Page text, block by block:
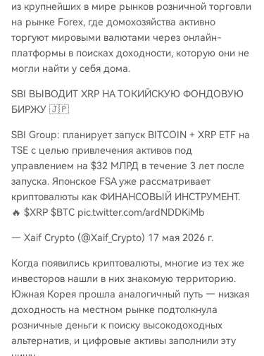
из крупнейших в мире рынков розничной торговли
на рынке Forex, где домохозяйства активно
торгуют мировыми валютами через онлайн-
платформы в поисках доходности, которую они не
могли найти у себя дома.
SBI ВЫВОДИТ XRP НА ТОКИЙСКУЮ ФОНДОВУЮ
БИРЖУ 🇯🇵
SBI Group: планирует запуск BITCOIN + XRP ETF на
TSE с целью привлечения активов под
управлением на $32 МЛРД в течение 3 лет после
запуска. Японское FSA уже рассматривает
криптовалюты как ФИНАНСОВЫЙ ИНСТРУМЕНТ.
🔥 $XRP $BTC pic.twitter.com/ardNDDKiMb
— Xaif Crypto (@Xaif_Crypto) 17 мая 2026 г.
Когда появились криптовалюты, многие из тех же
инвесторов нашли в них знакомую территорию.
Южная Корея прошла аналогичный путь — низкая
доходность на местном рынке подтолкнула
розничные деньги к поиску высокодоходных
альтернатив, и цифровые активы заполнили эту